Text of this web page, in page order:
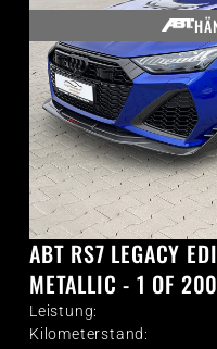
ABT RS7 LEGACY
METALLIC - 1 OF 200
Leistung:
Kilometerstand: